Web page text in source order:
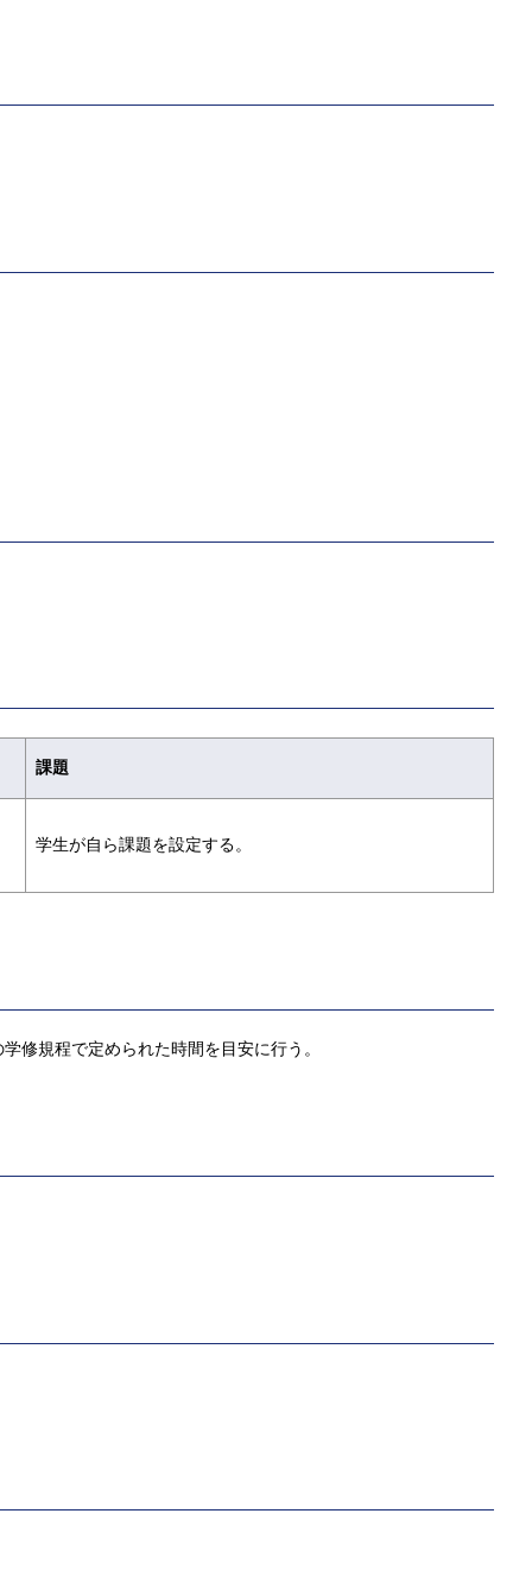
課題
学生が自ら課題を設定する。
修規程で定められた時間を目安に行う。